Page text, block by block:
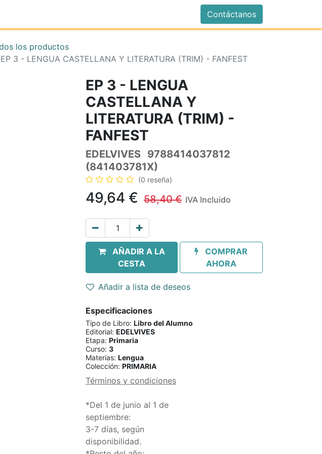
Contáctanos
los productos
EP 3 - LENGUA CASTELLANA Y LITERATURA (TRIM) - FANFEST
EP 3 - LENGUA
CASTELLANA Y
LITERATURA (TRIM) -
FANFEST
EDELVIVES 9788414037812
(841403781X)
(0 reseña)
49,64 € 58,40€ IVA Incluido
AÑADIR A LA
CESTA
COMPRAR
AHORA
Añadir a lista de deseos
Especificaciones
Tipo de Libro: Libro del Alumno
Editorial: EDELVIVES
Etapa: Primaria
Curso: 3
Materias: Lengua
Colección: PRIMARIA
Términos y condiciones
*Del 1 de junio al 1 de
septiembre:
3-7 días, según
disponibilidad.